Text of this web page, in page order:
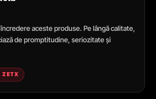
aceste produse. Pe lângă calitate,
de promptitudine, seriozitate și
ZETX